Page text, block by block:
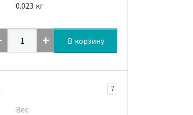
0.023 кг
В корзину
7
Вес